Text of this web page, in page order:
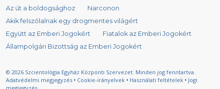
Az út a boldogsághoz
Narconon
Akik felszólalnak egy drogmentes világért
Együtt az Emberi Jogokért
Fiatalok az Emberi Jogokért
Állampolgári Bizottság az Emberi Jogokért
© 2026 Szcientológia Egyház Központi Szervezet. Minden jog fenntartva.
Adatvédelmi megjegyzés • Cookie-irányelvek • Használati feltételek • Jogi